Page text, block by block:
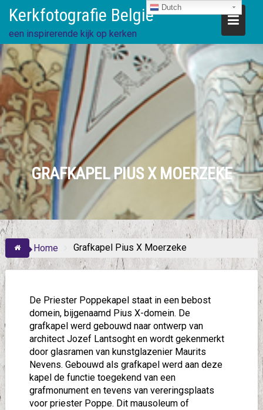
direct
naar
de
inhoud
Kerkfotografie België
een inspirerende kijk op kerken
GRAFKAPEL PIUS X MOERZEKE
Home Grafkapel Pius X Moerzeke
De Priester Poppekapel staat in een bebost
domein, bijgenaamd Pius X-domein. De
grafkapel werd gebouwd naar ontwerp van
architect Jozef Lantsoght en wordt gekenmerkt
door glasramen van kunstglazenier Maurits
Nevens. Gebouwd als grafkapel werd aan deze
kapel de functie toegekend van een
grafmonument en tevens van vereringsplaats
voor priester Poppe. Dit mausoleum of
Dutch